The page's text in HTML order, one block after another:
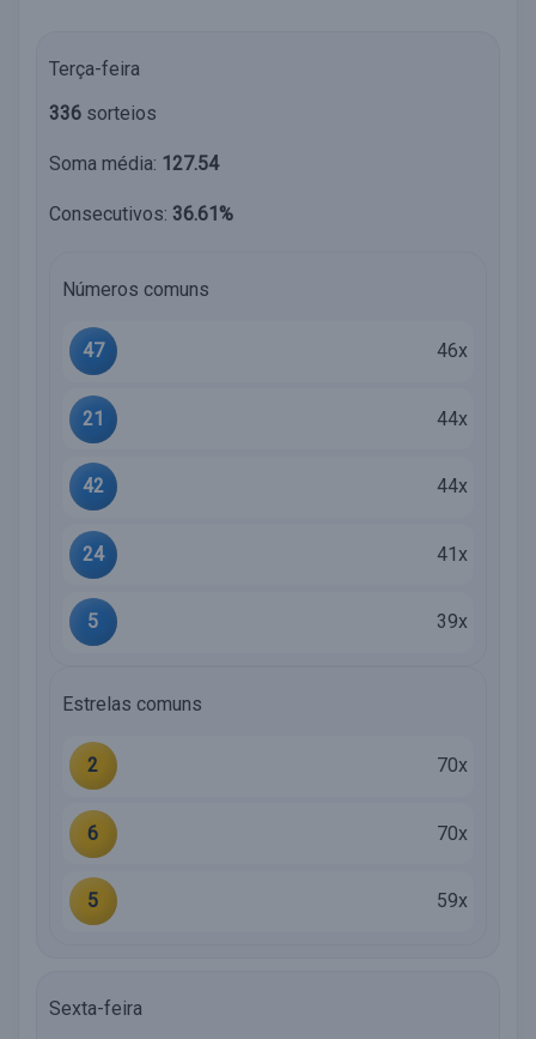
Terça-feira
336 sorteios
Soma média: 127.54
Consecutivos: 36.61%
Números comuns
47 46x
21 44x
42 44x
24 41x
5 39x
Estrelas comuns
2 70x
6 70x
5 59x
Sexta-feira